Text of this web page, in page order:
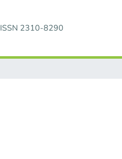
ISSN 2310-8290